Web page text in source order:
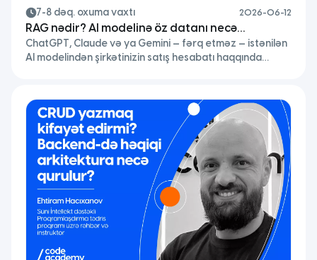
7-8 dəq. oxuma vaxtı 2026-06-12
RAG nədir? AI modelinə öz datanı necə
bağlamaq olar?
ChatGPT, Claude və ya Gemini — fərq etməz — istənilən
AI modelindən şirkətinizin satış hesabatı haqqında
modelləri belə sizin sənədlərinizi, daxili qaydalarınızı,
müştəri tarixçənizi tanımır. Bəs bu problemi necə həll
etmək olar? Qısa cavab: RAG. Bu yazıda RAG-ın nə
olduğunu, necə işlədiyini […]